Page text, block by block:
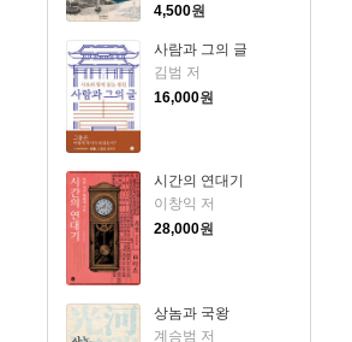
4,500원
사람과 그의 글
김범 저
16,000원
시간의 연대기
이창익 저
28,000원
상놈과 국왕
계승범 저